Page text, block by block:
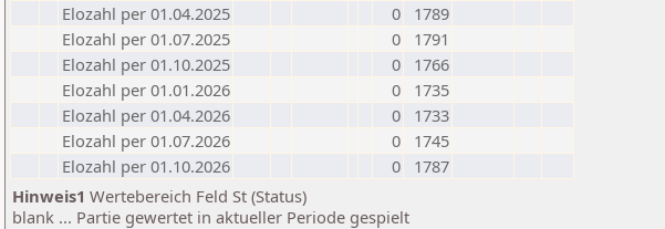
Elozahl per 01.04.2025
0
1789
Elozahl per 01.07.2025
0
1791
Elozahl per 01.10.2025
0
1766
Elozahl per 01.01.2026
0
1735
Elozahl per 01.04.2026
0
1733
Elozahl per 01.07.2026
0
1745
Elozahl per 01.10.2026
0
1787
Hinweis1 Wertebereich Feld St (Status)
blank ... Partie gewertet in aktueller Periode gespielt